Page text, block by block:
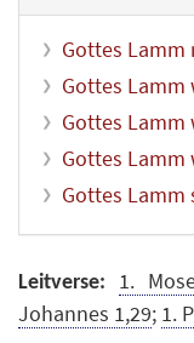
Gottes Lamm
Gottes
Gottes Lamm
Gottes
Gottes Lamm
Leitverse: 1.
Johannes 1,29; 1.